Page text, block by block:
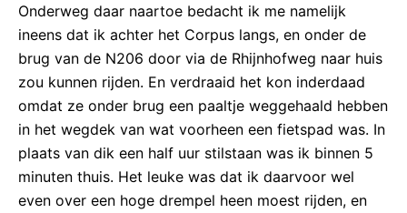
Onderweg daar naartoe bedacht ik me namelijk
ineens dat ik achter het Corpus langs, en onder de
brug van de N206 door via de Rhijnhofweg naar huis
zou kunnen rijden. En verdraaid het kon inderdaad
omdat ze onder brug een paaltje weggehaald hebben
in het wegdek van wat voorheen een fietspad was. In
plaats van dik een half uur stilstaan was ik binnen 5
minuten thuis. Het leuke was dat ik daarvoor wel
even over een hoge drempel heen moest rijden, en